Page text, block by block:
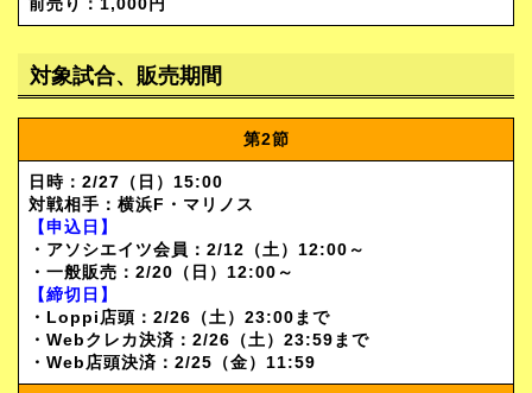
対象試合、販売期間
第2節
日時： 2/27（日） 15:00
対戦相手： 横浜F・マリノス
【申込日】
・アソシエイツ会員：2/12（土）12:00～
・一般販売：2/20（日）12:00～
【締切日】
・Loppi店頭：2/26（土）23:00まで
・Webクレカ決済：2/26（土）23:59まで
・Web店頭決済：2/25（金）11:59